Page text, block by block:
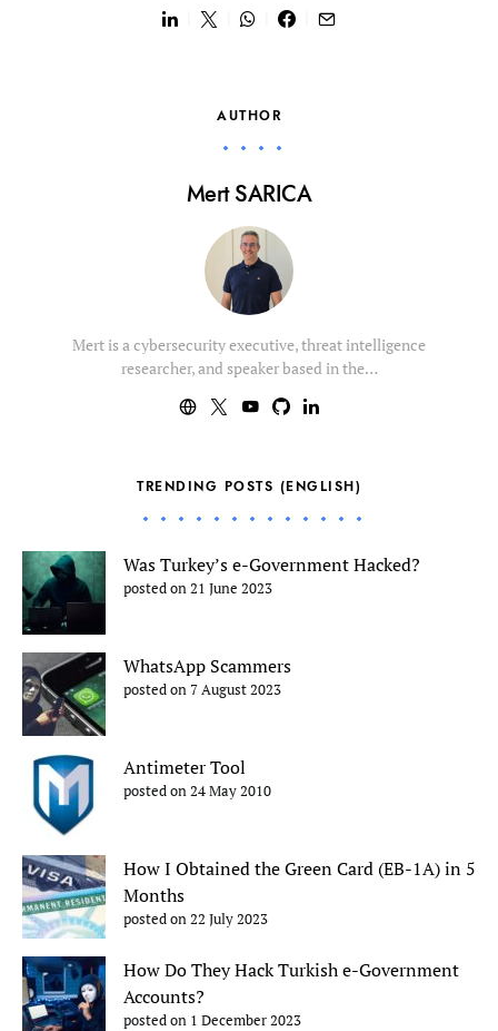
AUTHOR
Mert SARICA
Mert is a cybersecurity executive, threat intelligence
researcher, and speaker based in the…
TRENDING POSTS (ENGLISH)
Was Turkey’s e-Government Hacked?
posted on 21 June 2023
WhatsApp Scammers
posted on 7 August 2023
Antimeter Tool
posted on 24 May 2010
How I Obtained the Green Card (EB-1A) in 5
Months
posted on 22 July 2023
How Do They Hack Turkish e-Government
Accounts?
posted on 1 December 2023